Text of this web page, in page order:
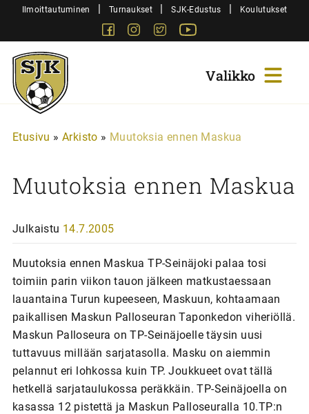
SiirryIlmoittautuminen | Turnaukset | SJK-Edustus | Koulutukset
FacebookInstagram
Twitter
Sjk-
Juniorit
Etusivu » Arkisto » Muutoksia ennen Maskua
Muutoksia ennen Maskua
Julkaistu 14.7.2005
Muutoksia ennen Maskua TP-Seinäjoki palaa tosi
toimiin parin viikon tauon jälkeen matkustaessaan
lauantaina Turun kupeeseen, Maskuun, kohtaamaan
paikallisen Maskun Palloseuran Taponkedon viheriöllä.
Maskun Palloseura on TP-Seinäjoelle täysin uusi
tuttavuus millään sarjatasolla. Masku on aiemmin
pelannut eri lohkossa kuin TP. Joukkueet ovat tällä
hetkellä sarjataulukossa peräkkäin. TP-Seinäjoella on
kasassa 12 pistettä ja Maskun Palloseuralla 10.TP:n